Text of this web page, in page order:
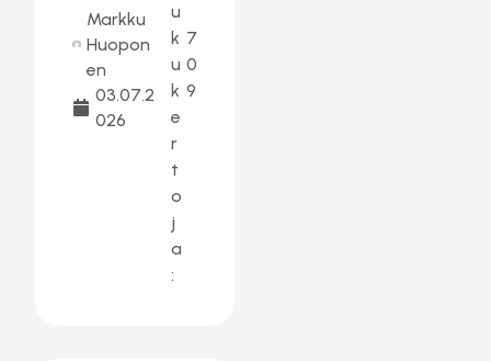
Markku
Huopon
en
03.07.2
026
u
k
u
k
e
r
t
o
j
a
:
7
0
9